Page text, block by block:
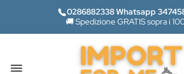
0286882338 Whatsapp
🚚 Spedizione GRATIS sopra i
Logo
del
negozio"